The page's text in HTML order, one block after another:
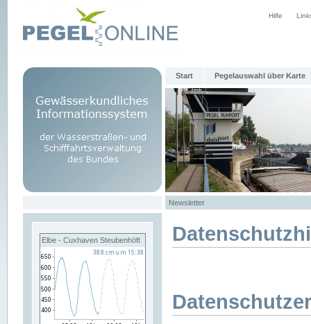
Hilfe
Start Pegelauswahl über Karte
Newsletter
Elbe - Cuxhaven Steubenhöft